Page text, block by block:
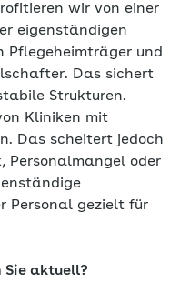
wir von einer
eigenständigen
Pflegeheimträger und
Das sichert
Strukturen.
Kliniken mit
Das scheitert jedoch
oder
Personal gezielt für
Sie aktuell?